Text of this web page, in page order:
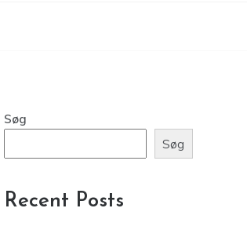
Søg
Søg
Recent Posts